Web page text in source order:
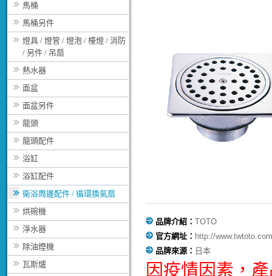
馬桶
馬桶另件
燈具 / 燈管 / 燈泡 / 檯燈 / 消防
/ 另件 / 吊扇
熱水器
面盆
面盆另件
龍頭
龍頭配件
浴缸
浴缸配件
衛浴周邊配件 / 循環換氣扇
烘碗機
淨水器
除油煙機
瓦斯爐
品牌介紹： TOTO
官方網址： http://
品牌來源： 日本
因疫情因素，